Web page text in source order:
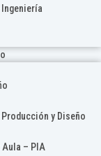
y Diseño
– PIA